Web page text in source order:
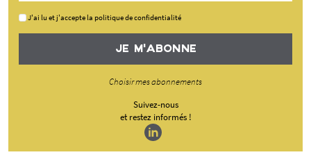
J'ai lu et j'accepte la politique de confidentialité
JE M'ABONNE
Choisir mes abonnements
Suivez-nous
et restez informés !